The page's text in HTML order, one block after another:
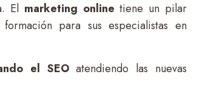
El marketing online tiene un pilar
para sus especialistas en
el SEOatendiendo las nuevas